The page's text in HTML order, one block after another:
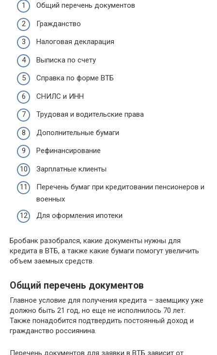
Общий перечень документов
Гражданство
Налоговая декларация
Выписка по счету
Справка по форме ВТБ
СНИЛС и ИНН
Трудовая и водительские права
Дополнительные бумаги
Рефинансирование
Зарплатные клиенты
Перечень бумаг при кредитовании пенсионеров и
военных
Для оформления ипотеки
Бробанк разобрался, какие документы нужны для
кредита в ВТБ, а также какие бумаги помогут увеличить
объем заемных средств.
Общий перечень документов
Главное условие для получения кредита – заемщику уже
должно быть 21 год, но еще не исполнилось 70 лет.
Также понадобится подтвердить постоянный доход и
гражданство россиянина.
Перечень документов для заявки в ВТБ зависит от